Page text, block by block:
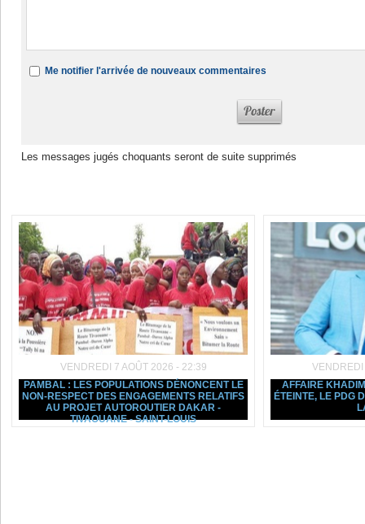
Me notifier l'arrivée de nouveaux commentaires
Les messages jugés choquants seront de suite supprimés
VENDREDI 7 AOÛT 2026 - 22:39
PAMBAL : LES POPULATIONS DÉNONCENT LE
NON-RESPECT DES ENGAGEMENTS RELATIFS
AU PROJET AUTOROUTIER DAKAR -
TIVAOUANE - SAINT-LOUIS
AFFAIRE
ÉTEINTE, LE PDG